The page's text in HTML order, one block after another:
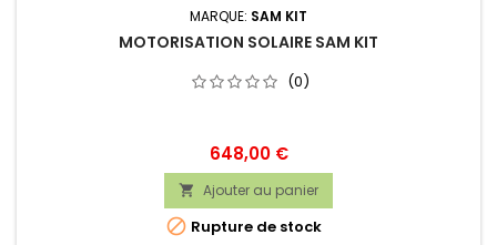
MARQUE: SAM KIT
MOTORISATION SOLAIRE SAM KIT
(0)
Prix
648,00 €
 Ajouter au panier
 Rupture de stock